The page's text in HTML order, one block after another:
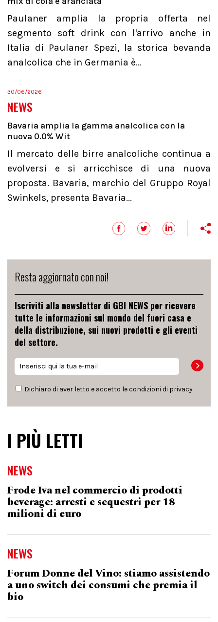
Paulaner amplia la propria offerta nel
segmento soft drink con l'arrivo anche in
Italia di Paulaner Spezi, la storica bevanda
analcolica che in Germania è...
30/06/2026
NEWS
Bavaria amplia la gamma analcolica con la
nuova 0.0% Wit
Il mercato delle birre analcoliche continua a
evolversi e si arricchisce di una nuova
proposta. Bavaria, marchio del Gruppo Royal
Swinkels, presenta Bavaria...
Resta aggiornato con noi!
Iscriviti alla newsletter di GBI NEWS per ricevere
tutte le informazioni sul mondo del fuori casa e
della distribuzione, sui nuovi prodotti e gli eventi
del settore.
Dichiaro di aver letto e accetto le condizioni di privacy
I PIÙ LETTI
NEWS
Frode Iva nel commercio di prodotti
beverage: arresti e sequestri per 18
milioni di euro
NEWS
Forum Donne del Vino: stiamo assistendo
a uno switch dei consumi che premia il
bio